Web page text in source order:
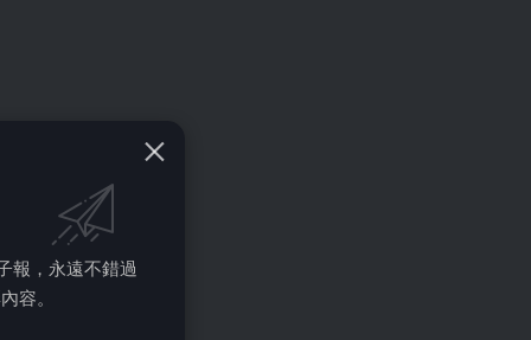
報，永遠不錯過
容。